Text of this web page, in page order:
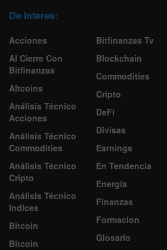
De Interes:
Acciones
Al Cierre Con
Bitfinanzas
Altcoins
Análisis Técnico
Acciones
Análisis Técnico
Commodities
Análisis Técnico
Cripto
Análisis Técnico
Indices
Bitcoin
Bitcoin
Bitfinanzas Tv
Blockchain
Commodities
Cripto
DeFi
Divisas
Earnings
En Tendencia
Energía
Finanzas
Formacion
Glosario